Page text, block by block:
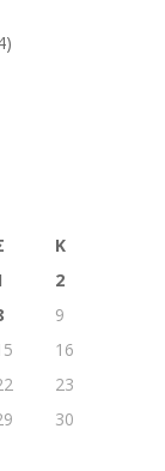
Κ
2
9
16
23
30